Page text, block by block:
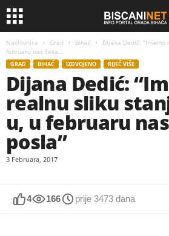
Naslovnica Grad Bihać
Dijana Dedić: “Imamo
februaru nas čeka...
GRAD BIHAĆ IZDVOJENO RIJEČ VIŠE
Dijana Dedić:
realnu sliku
u, u februaru
posla”
3 Februara, 2017
4 166 prije 3473 dana